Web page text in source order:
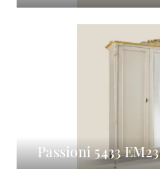
Passioni 5433 EM23